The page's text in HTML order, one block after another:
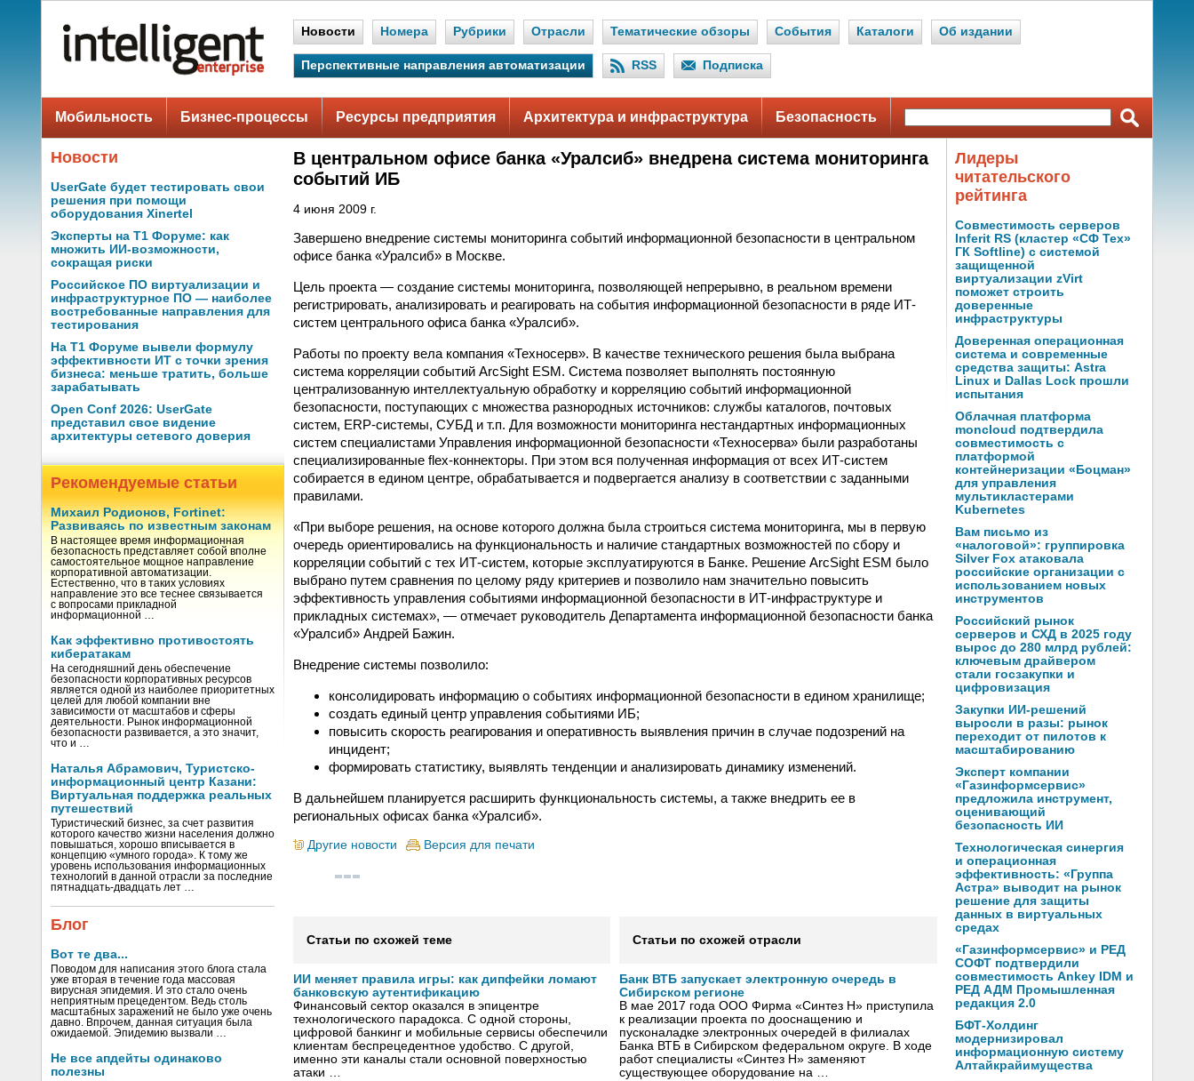
Новости Номера Рубрики Отрасли Тематические обзоры События Каталоги Об издании
Перспективные направления автоматизации RSS Подписка
Мобильность Бизнес-процессы Ресурсы предприятия Архитектура и инфраструктура Безопасность
Новости
UserGate будет тестировать свои
решения при помощи
оборудования Xinertel
Эксперты на Т1 Форуме: как
множить ИИ-возможности,
сокращая риски
Российское ПО виртуализации и
инфраструктурное ПО — наиболее
востребованные направления для
тестирования
На Т1 Форуме вывели формулу
эффективности ИТ с точки зрения
бизнеса: меньше тратить, больше
зарабатывать
Open Conf 2026: UserGate
представил свое видение
архитектуры сетевого доверия
Рекомендуемые статьи
Михаил Родионов, Fortinet:
Развиваясь по известным законам
В настоящее время информационная
безопасность представляет собой вполне
самостоятельное мощное направление
корпоративной автоматизации.
Естественно, что в таких условиях
направление это все теснее связывается
с вопросами прикладной
информационной …
Как эффективно противостоять
кибератакам
На сегодняшний день обеспечение
безопасности корпоративных ресурсов
является одной из наиболее приоритетных
целей для любой компании вне
зависимости от масштабов и сферы
деятельности. Рынок информационной
безопасности развивается, а это значит,
что и …
Наталья Абрамович, Туристско-
информационный центр Казани:
Виртуальная поддержка реальных
путешествий
Туристический бизнес, за счет развития
которого качество жизни населения должно
повышаться, хорошо вписывается в
концепцию «умного города». К тому же
уровень использования информационных
технологий в данной отрасли за последние
пятнадцать-двадцать лет …
Блог
Вот те два...
Поводом для написания этого блога стала
уже вторая в течение года массовая
вирусная эпидемия. И это стало очень
неприятным прецедентом. Ведь столь
масштабных заражений не было уже очень
давно. Впрочем, данная ситуация была
ожидаемой. Эпидемию вызвали …
Не все апдейты одинаково
полезны
В центральном офисе банка «Уралсиб» внедрена система мониторинга
событий ИБ
4 июня 2009 г.
Завершено внедрение системы мониторинга событий информационной безопасности в центральном
офисе банка «Уралсиб» в Москве.
Цель проекта — создание системы мониторинга, позволяющей непрерывно, в реальном времени
регистрировать, анализировать и реагировать на события информационной безопасности в ряде ИТ-
систем центрального офиса банка «Уралсиб».
Работы по проекту вела компания «Техносерв». В качестве технического решения была выбрана
система корреляции событий ArcSight ESM. Система позволяет выполнять постоянную
централизованную интеллектуальную обработку и корреляцию событий информационной
безопасности, поступающих с множества разнородных источников: службы каталогов, почтовых
систем, ERP-системы, СУБД и т.п. Для возможности мониторинга нестандартных информационных
систем специалистами Управления информационной безопасности «Техносерва» были разработаны
специализированные flex-коннекторы. При этом вся полученная информация от всех ИТ-систем
собирается в едином центре, обрабатывается и подвергается анализу в соответствии с заданными
правилами.
«При выборе решения, на основе которого должна была строиться система мониторинга, мы в первую
очередь ориентировались на функциональность и наличие стандартных возможностей по сбору и
корреляции событий с тех ИТ-систем, которые эксплуатируются в Банке. Решение ArcSight ESM было
выбрано путем сравнения по целому ряду критериев и позволило нам значительно повысить
эффективность управления событиями информационной безопасности в ИТ-инфраструктуре и
прикладных системах», — отмечает руководитель Департамента информационной безопасности банка
«Уралсиб» Андрей Бажин.
Внедрение системы позволило:
консолидировать информацию о событиях информационной безопасности в едином хранилище;
создать единый центр управления событиями ИБ;
повысить скорость реагирования и оперативность выявления причин в случае подозрений на
инцидент;
формировать статистику, выявлять тенденции и анализировать динамику изменений.
В дальнейшем планируется расширить функциональность системы, а также внедрить ее в
региональных офисах банка «Уралсиб».
Другие новости Версия для печати
Статьи по схожей теме
ИИ меняет правила игры: как дипфейки ломают
банковскую аутентификацию
Финансовый сектор оказался в эпицентре
технологического парадокса. С одной стороны,
цифровой банкинг и мобильные сервисы обеспечили
клиентам беспрецедентное удобство. С другой,
именно эти каналы стали основной поверхностью
атаки …
Статьи по схожей отрасли
Банк ВТБ запускает электронную очередь в
Сибирском регионе
В мае 2017 года ООО Фирма «Синтез Н» приступила
к реализации проекта по дооснащению и
пусконаладке электронных очередей в филиалах
Банка ВТБ в Сибирском федеральном округе. В ходе
работ специалисты «Синтез Н» заменяют
существующее оборудование на …
Лидеры
читательского
рейтинга
Совместимость серверов
Inferit RS (кластер «СФ Тех»
ГК Softline) с системой
защищенной
виртуализации zVirt
поможет строить
доверенные
инфраструктуры
Доверенная операционная
система и современные
средства защиты: Astra
Linux и Dallas Lock прошли
испытания
Облачная платформа
moncloud подтвердила
совместимость с
платформой
контейнеризации «Боцман»
для управления
мультикластерами
Kubernetes
Вам письмо из
«налоговой»: группировка
Silver Fox атаковала
российские организации с
использованием новых
инструментов
Российский рынок
серверов и СХД в 2025 году
вырос до 280 млрд рублей:
ключевым драйвером
стали госзакупки и
цифровизация
Закупки ИИ-решений
выросли в разы: рынок
переходит от пилотов к
масштабированию
Эксперт компании
«Газинформсервис»
предложила инструмент,
оценивающий
безопасность ИИ
Технологическая синергия
и операционная
эффективность: «Группа
Астра» выводит на рынок
решение для защиты
данных в виртуальных
средах
«Газинформсервис» и РЕД
СОФТ подтвердили
совместимость Ankey IDM и
РЕД АДМ Промышленная
редакция 2.0
БФТ-Холдинг
модернизировал
информационную систему
Алтайкрайимущества